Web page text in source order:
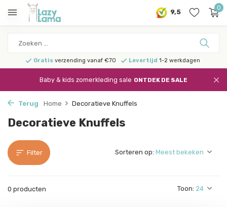
9,5
0
Gratis verzending vanaf €70 Levertijd 1-2 werkdagen
Baby & kids zomerkleding sale ONTDEK DE SALE
Terug Home Decoratieve Knuffels
Decoratieve Knuffels
Filter
0 producten Toon:
Sorteren op: